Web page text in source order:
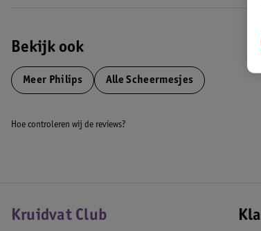
Bekijk ook
Meer Philips Alle Scheermesjes
Hoe controleren wij de reviews?
Kruidvat Club